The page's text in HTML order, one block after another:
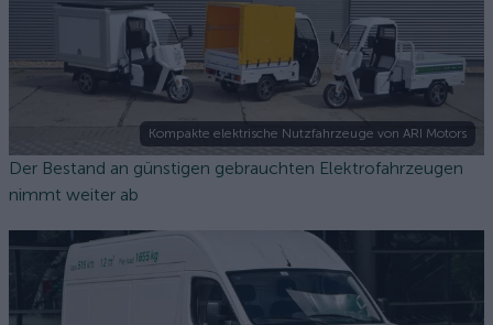
Kompakte elektrische Nutzfahrzeuge von ARI Motors
Der Bestand an günstigen gebrauchten Elektrofahrzeugen
nimmt weiter ab